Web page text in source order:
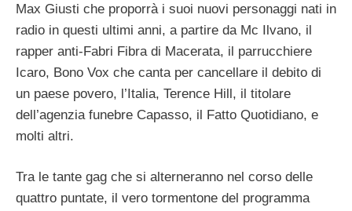
Max Giusti che proporrà i suoi nuovi personaggi nati in
radio in questi ultimi anni, a partire da Mc Ilvano, il
rapper anti-Fabri Fibra di Macerata, il parrucchiere
Icaro, Bono Vox che canta per cancellare il debito di
un paese povero, l’Italia, Terence Hill, il titolare
dell’agenzia funebre Capasso, il Fatto Quotidiano, e
molti altri.
Tra le tante gag che si alterneranno nel corso delle
quattro puntate, il vero tormentone del programma